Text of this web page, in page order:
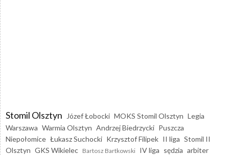
Stomil Olsztyn Józef Łobocki MOKS Stomil Olsztyn Legia
Warszawa Warmia Olsztyn Andrzej Biedrzycki Puszcza
Niepołomice Łukasz Suchocki Krzysztof Filipek II liga Stomil II
Olsztyn GKS Wikielec Bartosz Bartkowski IV liga sędzia arbiter